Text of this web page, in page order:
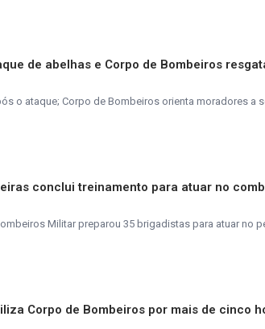
de abelhas e Corpo de Bombeiros
o ataque; Corpo de Bombeiros orienta moradores
conclui treinamento para atuar no
Militar preparou 35 brigadistas para atuar no
Corpo de Bombeiros por mais de cinco